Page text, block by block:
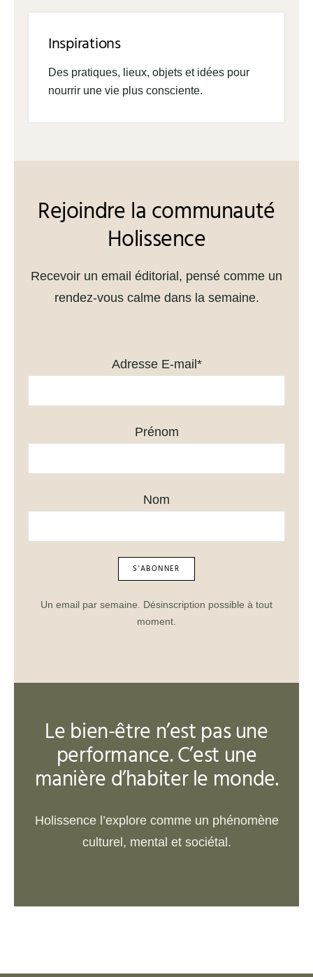
Inspirations
Des pratiques, lieux, objets et idées pour
nourrir une vie plus consciente.
Rejoindre la communauté
Holissence
Recevoir un email éditorial, pensé comme un
rendez-vous calme dans la semaine.
Adresse E-mail*
Prénom
Nom
Un email par semaine. Désinscription possible à tout
moment.
Le bien-être n’est pas une
performance. C’est une
manière d’habiter le monde.
Holissence l’explore comme un phénomène
culturel, mental et sociétal.